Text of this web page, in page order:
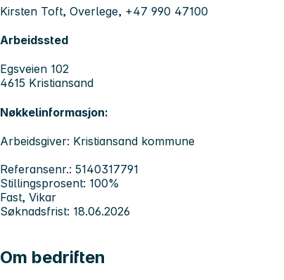
Kirsten Toft, Overlege, +47 990 47100
Arbeidssted
Egsveien 102
4615 Kristiansand
Nøkkelinformasjon:
Arbeidsgiver: Kristiansand kommune
Referansenr.: 5140317791
Stillingsprosent: 100%
Fast, Vikar
Søknadsfrist: 18.06.2026
Om bedriften